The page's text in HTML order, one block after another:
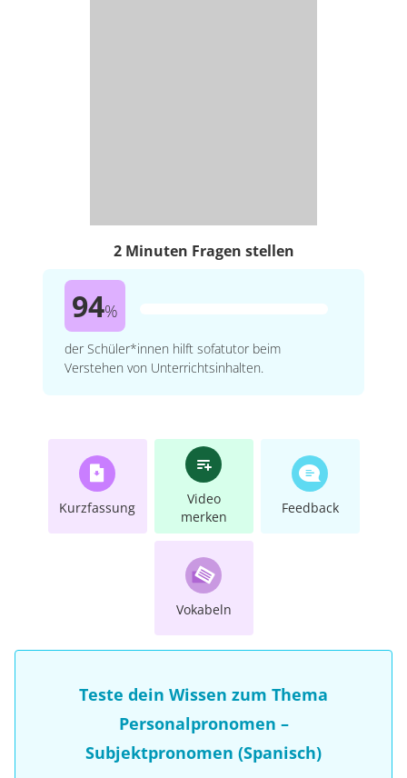
2 Minuten Fragen stellen
94%
der Schüler*innen hilft sofatutor beim
Verstehen von Unterrichtsinhalten.
Kurzfassung
Video
merken
Feedback
Vokabeln
Teste dein Wissen zum Thema
Personalpronomen –
Subjektpronomen (Spanisch)